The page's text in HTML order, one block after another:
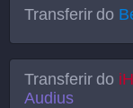
Transferir do
Transferir do
Audius